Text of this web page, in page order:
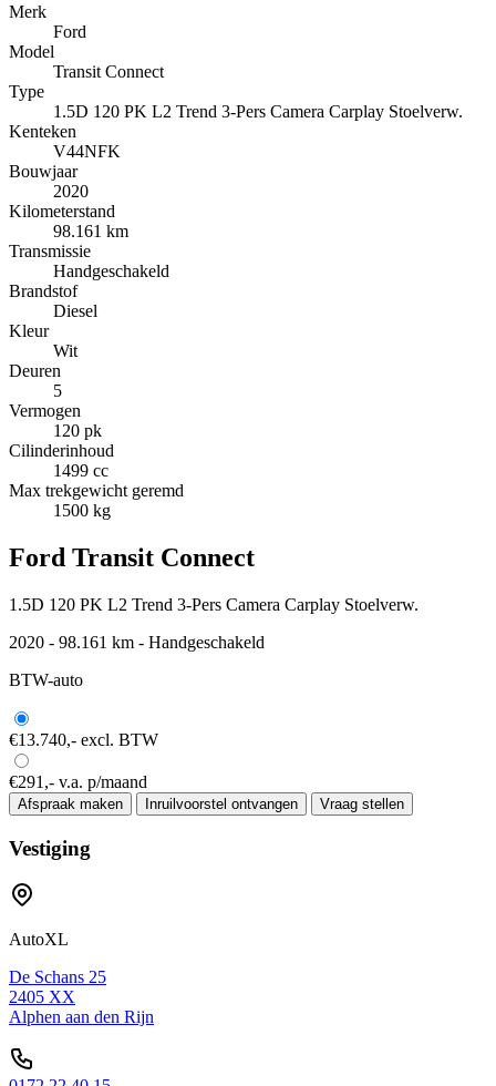
Merk
Ford
Model
Transit Connect
Type
1.5D 120 PK L2 Trend 3-Pers Camera Carplay Stoelverw.
Kenteken
V44NFK
Bouwjaar
2020
Kilometerstand
98.161 km
Transmissie
Handgeschakeld
Brandstof
Diesel
Kleur
Wit
Deuren
5
Vermogen
120 pk
Cilinderinhoud
1499 cc
Max trekgewicht geremd
1500 kg
Ford Transit Connect
1.5D 120 PK L2 Trend 3-Pers Camera Carplay Stoelverw.
2020 - 98.161 km - Handgeschakeld
BTW-auto
€13.740,- excl. BTW
€291,- v.a. p/maand
Afspraak maken Inruilvoorstel ontvangen Vraag stellen
Vestiging
AutoXL
De Schans 25
2405 XX
Alphen aan den Rijn